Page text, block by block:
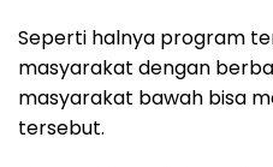
Seperti halnya program
masyarakat dengan
masyarakat bawah bisa
tersebut.